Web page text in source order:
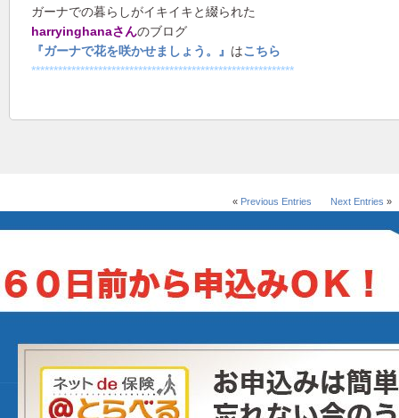
ガーナでの暮らしがイキイキと綴られた
harryinghanaさんのブログ
『ガーナで花を咲かせましょう。』 はこちら
***********************************************************
« Previous Entries Next Entries »